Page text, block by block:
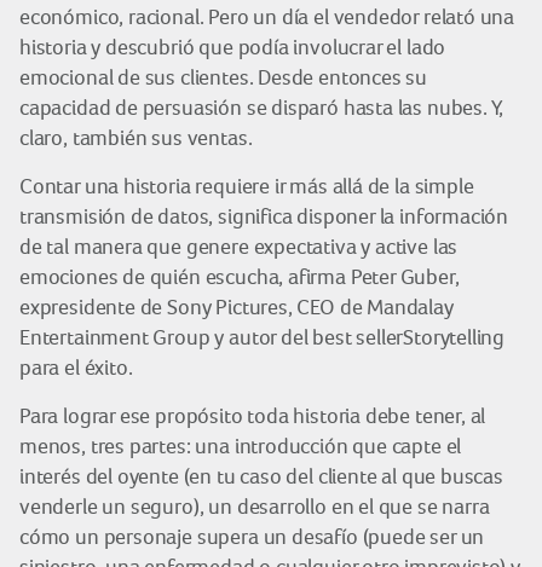
económico, racional. Pero un día el vendedor relató una
historia y descubrió que podía involucrar el lado
emocional de sus clientes. Desde entonces su
capacidad de persuasión se disparó hasta las nubes. Y,
claro, también sus ventas.
Contar una historia requiere ir más allá de la simple
transmisión de datos, significa disponer la información
de tal manera que genere expectativa y active las
emociones de quién escucha, afirma Peter Guber,
expresidente de Sony Pictures, CEO de Mandalay
Entertainment Group y autor del best sellerStorytelling
para el éxito.
Para lograr ese propósito toda historia debe tener, al
menos, tres partes: una introducción que capte el
interés del oyente (en tu caso del cliente al que buscas
venderle un seguro), un desarrollo en el que se narra
cómo un personaje supera un desafío (puede ser un